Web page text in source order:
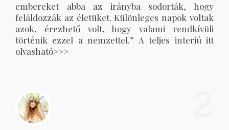
embereket abba az irányba sodorták, hogy
feláldozzák az életüket. Különleges napok voltak
azok, érezhető volt, hogy valami rendkívüli
történik ezzel a nemzettel.” A teljes interjú itt
olvasható>>>